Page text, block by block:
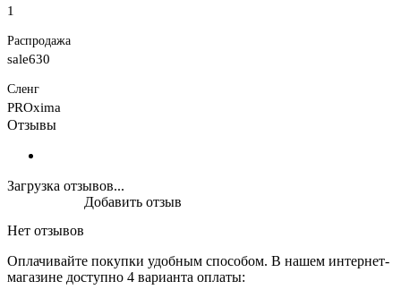
1
Распродажа
sale630
Сленг
PROxima
Отзывы
Загрузка отзывов...
Нет отзывов
Добавить отзыв
Оплачивайте покупки удобным способом. В нашем интернет-
магазине доступно 4 варианта оплаты: